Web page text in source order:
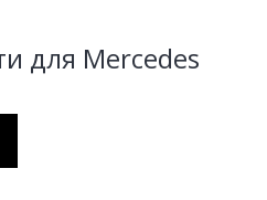
для Mercedes